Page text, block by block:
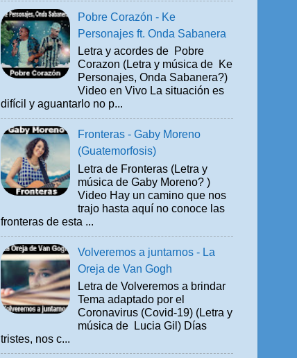
Pobre Corazón - Ke
Personajes ft. Onda Sabanera
Letra y acordes de Pobre
Corazon (Letra y música de Ke
Personajes, Onda Sabanera?)
Video en Vivo La situación es
difícil y aguantarlo no p...
Fronteras - Gaby Moreno
(Guatemorfosis)
Letra de Fronteras (Letra y
música de Gaby Moreno? )
Video Hay un camino que nos
trajo hasta aquí no conoce las
fronteras de esta ...
Volveremos a juntarnos - La
Oreja de Van Gogh
Letra de Volveremos a brindar
Tema adaptado por el
Coronavirus (Covid-19) (Letra y
música de Lucia Gil) Días
tristes, nos c...